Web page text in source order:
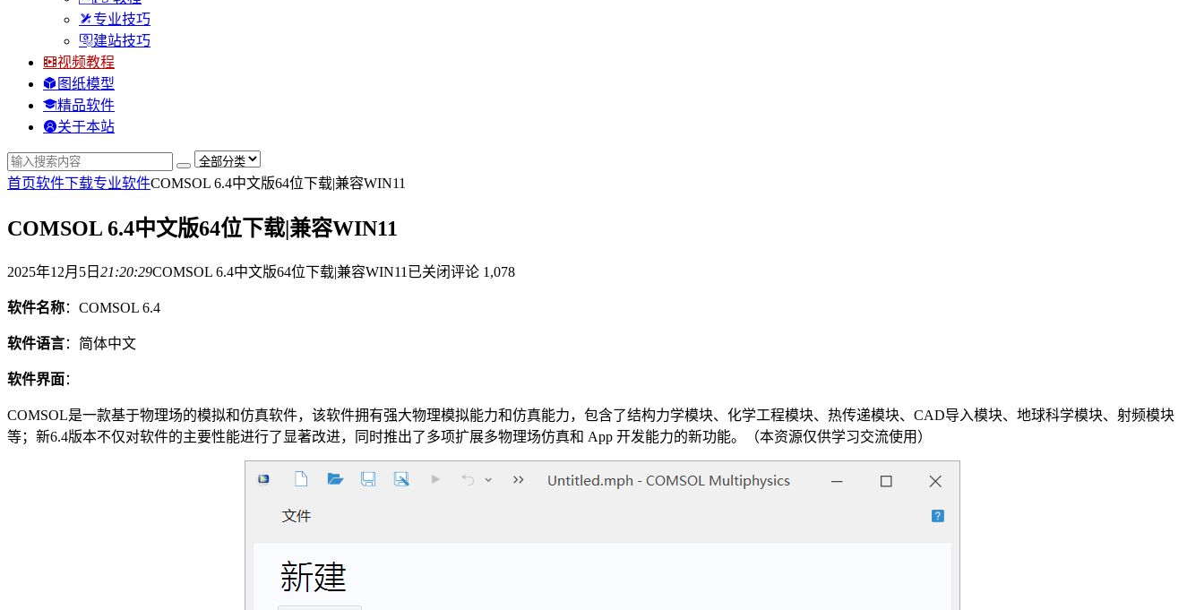
专业技巧
建站技巧
视频教程
图纸模型
精品软件
关于本站
首页软件下载专业软件COMSOL 6.4中文版64位下载|兼容WIN11
COMSOL 6.4中文版64位下载|兼容WIN11
2025年12月5日 21:20:29COMSOL 6.4中文版64位下载|兼容WIN11 已关闭评论 1,078
软件名称：COMSOL 6.4
软件语言：简体中文
软件界面：
COMSOL是一款基于物理场的模拟和仿真软件，该软件拥有强大物理模拟能力和仿真能力，包含了结构力学模块、化学工程模块、热传递模块、CAD导入模块、地球科学模块、射频模块
等；新6.4版本不仅对软件的主要性能进行了显著改进，同时推出了多项扩展多物理场仿真和 App 开发能力的新功能。（本资源仅供学习交流使用）